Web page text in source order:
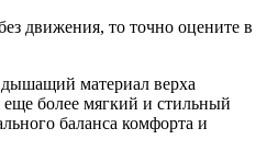
движения, то точно оцените в
материал верха
более мягкий и стильный
баланса комфорта и